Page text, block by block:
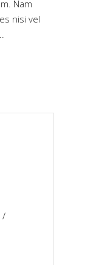
Nam
nisi vel